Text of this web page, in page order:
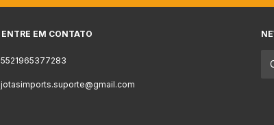
ENTRE EM CONTATO
5521965377283
jotasimports.suporte@gmail.com